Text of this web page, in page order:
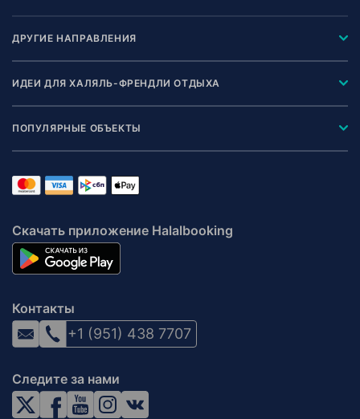
ДРУГИЕ НАПРАВЛЕНИЯ
ИДЕИ ДЛЯ ХАЛЯЛЬ-ФРЕНДЛИ ОТДЫХА
ПОПУЛЯРНЫЕ ОБЪЕКТЫ
Скачать приложение Halalbooking
Контакты
+1 (951) 438 7707
Следите за нами